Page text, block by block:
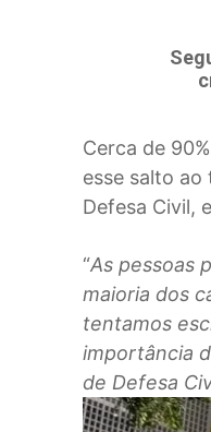
Cerca de
esse salto
Defesa Civil,
“As pessoas
maioria dos
tentamos
importância
de Defesa